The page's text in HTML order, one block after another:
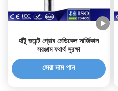
হাঁটু জয়েন্ট প্রোব মেডিকেল সার্জিকাল
সরঞ্জাম যথার্থ সুরক্ষা
সেরা দাম পান